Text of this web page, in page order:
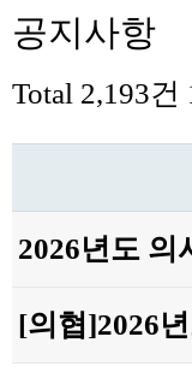
공지사항
Total 2,193건
2026년도 의
[의협]2026